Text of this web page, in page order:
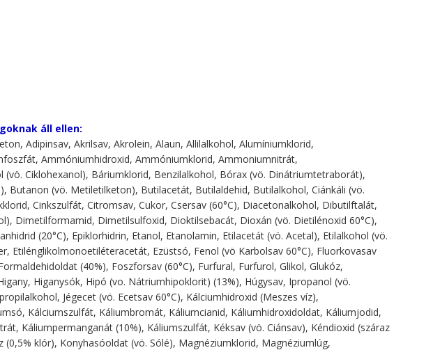
áll ellen:
Adipinsav, Akrilsav, Akrolein, Alaun, Allilalkohol, Alumíniumklorid,
Ammóniumhidroxid, Ammóniumklorid, Ammoniumnitrát,
Ciklohexanol), Báriumklorid, Benzilalkohol, Bórax (vö. Dinátriumtetraborát),
Butanon (vö. Metiletilketon), Butilacetát, Butilaldehid, Butilalkohol, Ciánkáli (vö.
Cinkszulfát, Citromsav, Cukor, Csersav (60°C), Diacetonalkohol, Dibutilftalát,
Dimetilformamid, Dimetilsulfoxid, Dioktilsebacát, Dioxán (vö. Dietilénoxid 60°C),
(20°C), Epiklorhidrin, Etanol, Etanolamin, Etilacetát (vö. Acetal), Etilalkohol (vö.
Etilénglikolmonoetiléteracetát, Ezüstsó, Fenol (vö Karbolsav 60°C), Fluorkovasav
(40%), Foszforsav (60°C), Furfural, Furfurol, Glikol, Glukóz,
Higanysók, Hipó (vo. Nátriumhipoklorit) (13%), Húgysav, Ipropanol (vö.
Jégecet (vö. Ecetsav 60°C), Kálciumhidroxid (Meszes víz),
Kálciumszulfát, Káliumbromát, Káliumcianid, Káliumhidroxidoldat, Káliumjodid,
Káliumpermanganát (10%), Káliumszulfát, Kéksav (vö. Ciánsav), Kéndioxid (száraz
(0,5% klór), Konyhasóoldat (vö. Sólé), Magnéziumklorid, Magnéziumlúg,